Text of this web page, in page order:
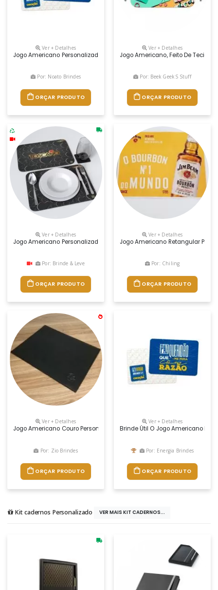
Ver + Detalhes
Jogo Americano Personalizado, Brinde Útil O Jogo Americano
Por: Noato Brindes
ORÇAR PRODUTO
Ver + Detalhes
Jogo Americano, Feito De Tecido
Por: Beek Geek S Stuff
ORÇAR PRODUTO
Ver + Detalhes
Jogo Americano Personalizado, Uma Ótima Forma De Conquistar
Por: Brinde & Leve
ORÇAR PRODUTO
Ver + Detalhes
Jogo Americano Retangular
Por: Chiling
ORÇAR PRODUTO
Ver + Detalhes
Jogo Americano Couro Personalizado – Jam1 Produto Revestido Por
Por: Zio Brindes
ORÇAR PRODUTO
Ver + Detalhes
Brinde Útil O Jogo Americano
Por: Energia Brindes
ORÇAR PRODUTO
Kit cadernos Personalizado VER MAIS KIT CADERNOS...